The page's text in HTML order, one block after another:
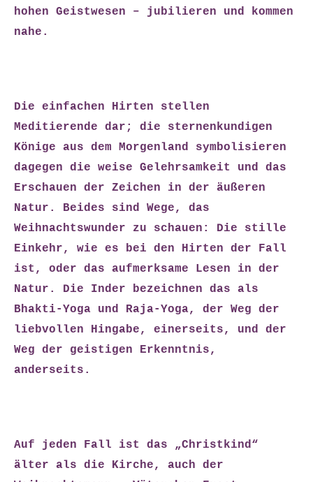
hohen Geistwesen – jubilieren und kommen
nahe.
Die einfachen Hirten stellen
Meditierende dar; die sternenkundigen
Könige aus dem Morgenland symbolisieren
dagegen die weise Gelehrsamkeit und das
Erschauen der Zeichen in der äußeren
Natur. Beides sind Wege, das
Weihnachtswunder zu schauen: Die stille
Einkehr, wie es bei den Hirten der Fall
ist, oder das aufmerksame Lesen in der
Natur. Die Inder bezeichnen das als
Bhakti-Yoga und Raja-Yoga, der Weg der
liebvollen Hingabe, einerseits, und der
Weg der geistigen Erkenntnis,
anderseits.
Auf jeden Fall ist das „Christkind“
älter als die Kirche, auch der